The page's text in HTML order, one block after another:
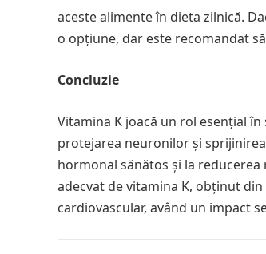
aceste alimente în dieta zilnică.
o opțiune, dar este recomandat
Concluzie
Vitamina K joacă un rol esențial
protejarea neuronilor și
hormonal sănătos și la
adecvat de vitamina K, obținut
cardiovascular, având un impact